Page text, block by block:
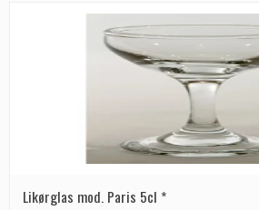
Likørglas mod. Paris 5cl *